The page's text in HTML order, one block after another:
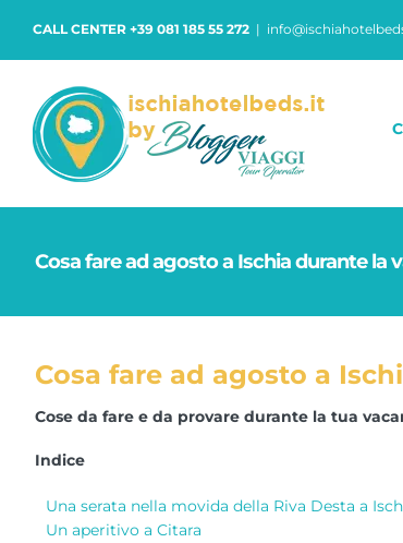
CALL CENTER +39 081 185 55 272 |
Cosa fare ad agosto a Ischia durante la
Cosa fare ad agosto a
Cose da fare e da provare durante la tua
Indice
Una serata nella movida della Riva Desta a
Un aperitivo a Citara